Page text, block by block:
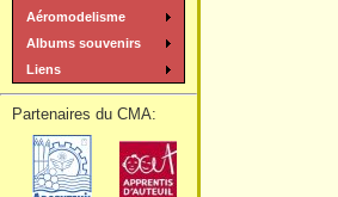
Aéromodelisme
Albums souvenirs
Liens
Partenaires du CMA: